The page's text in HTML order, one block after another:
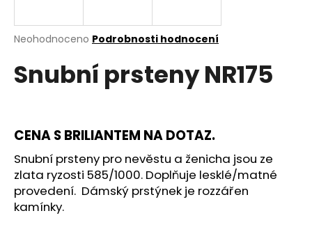
Průměrné
produktu
je
hvězdiček.
Neohodnoceno Podrobnosti hodnocení
Snubní prsteny NR175
CENA S BRILIANTEM NA DOTAZ.
Snubní prsteny pro nevěstu a ženicha jsou ze
zlata ryzosti 585/1000. Doplňuje lesklé/matné
provedení. Dámský prstýnek je rozzářen
kamínky.
j
t
?
HLEDAT